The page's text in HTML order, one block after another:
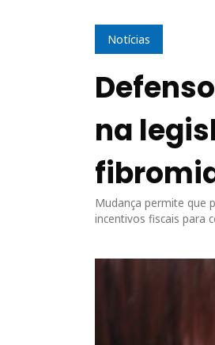
Notícias
na
Mudança permite que
incentivos fiscais para